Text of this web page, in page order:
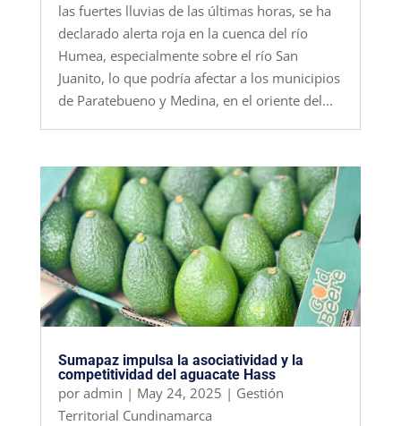
las fuertes lluvias de las últimas horas, se ha
declarado alerta roja en la cuenca del río
Humea, especialmente sobre el río San
Juanito, lo que podría afectar a los municipios
de Paratebueno y Medina, en el oriente del...
Sumapaz impulsa la asociatividad y la
competitividad del aguacate Hass
por admin | May 24, 2025 | Gestión
Territorial Cundinamarca